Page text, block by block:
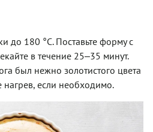
до 180 °С. Поставьте форму с
в течение 25‒35 минут.
был нежно золотистого цвета
нагрев, если необходимо.